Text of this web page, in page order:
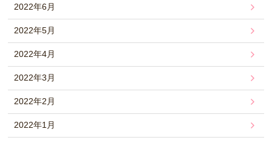
2022年6月
2022年5月
2022年4月
2022年3月
2022年2月
2022年1月